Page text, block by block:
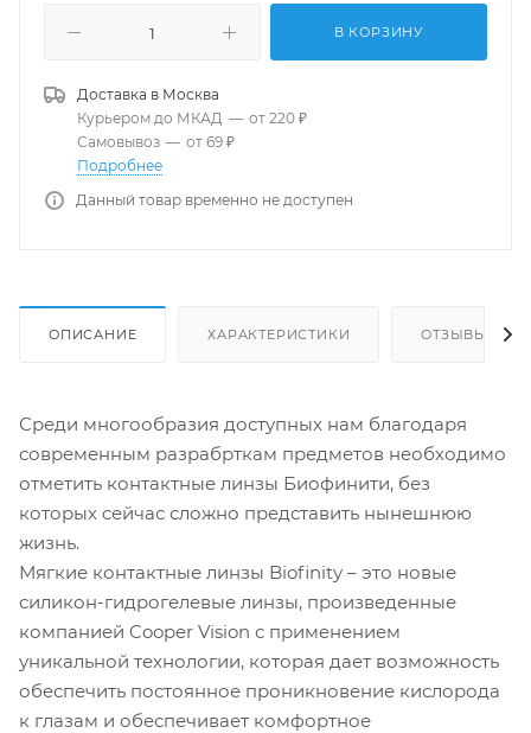
В КОРЗИНУ
Доставка в Москва
Курьером до МКАД — от 220 ₽
Самовывоз — от 69 ₽
Подробнее
Данный товар временно не доступен
ОПИСАНИЕ ХАРАКТЕРИСТИКИ ОТЗЫВЫ
Среди многообразия доступных нам благодаря
современным разрабрткам предметов необходимо
отметить контактные линзы Биофинити, без
которых сейчас сложно представить нынешнюю
жизнь.
Мягкие контактные линзы Biofinity – это новые
силикон-гидрогелевые линзы, произведенные
компанией Cooper Vision с применением
уникальной технологии, которая дает возможность
обеспечить постоянное проникновение кислорода
к глазам и обеспечивает комфортное